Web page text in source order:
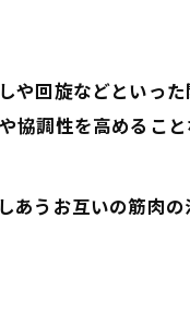
や回旋などといっ
調性を高めるこ
あうお互いの筋肉